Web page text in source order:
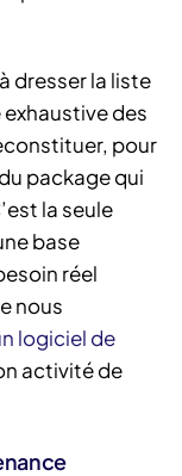
dresser la liste
exhaustive des
pour
package qui
la seule
base
réel
nous
logiciel de
activité de